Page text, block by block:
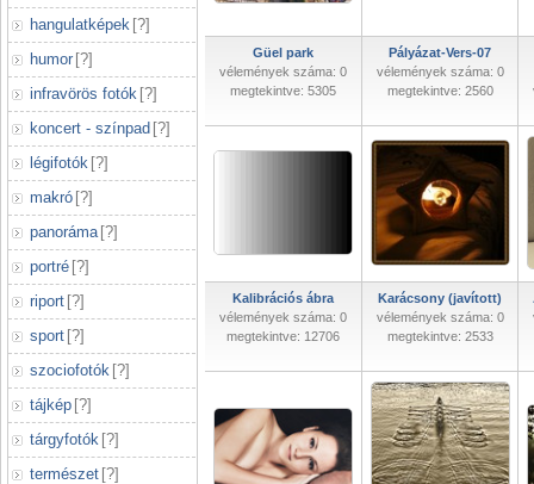
hangulatképek [?]
humor [?]
infravörös fotók [?]
koncert - színpad [?]
légifotók [?]
makró [?]
panoráma [?]
portré [?]
riport [?]
sport [?]
szociofotók [?]
tájkép [?]
tárgyfotók [?]
természet [?]
Güel park
vélemények száma: 0
megtekintve: 5305
Pályázat-Vers-07
vélemények száma: 0
megtekintve: 2560
Kalibrációs ábra
vélemények száma: 0
megtekintve: 12706
Karácsony (javított)
vélemények száma: 0
megtekintve: 2533